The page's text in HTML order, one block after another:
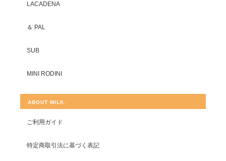
LACADENA
＆ PAL
SUB
MINI RODINI
ABOUT MILK.
ご利用ガイド
特定商取引法に基づく表記